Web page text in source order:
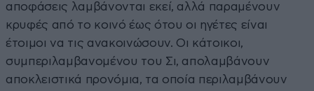
αποφάσεις λαμβάνονται εκεί, αλλά παραμένουν
κρυφές από το κοινό έως ότου οι ηγέτες είναι
έτοιμοι να τις ανακοινώσουν. Οι κάτοικοι,
συμπεριλαμβανομένου του Σι, απολαμβάνουν
αποκλειστικά προνόμια, τα οποία περιλαμβάνουν